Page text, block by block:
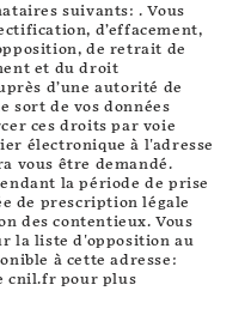
suivants: . Vous
d’effacement,
de retrait de
et du droit
d’une autorité de
sort de vos données
ces droits par voie
électronique à l'adresse
vous être demandé.
la période de prise
de prescription légale
des contentieux. Vous
la liste d'opposition au
à cette adresse:
cnil.fr pour plus